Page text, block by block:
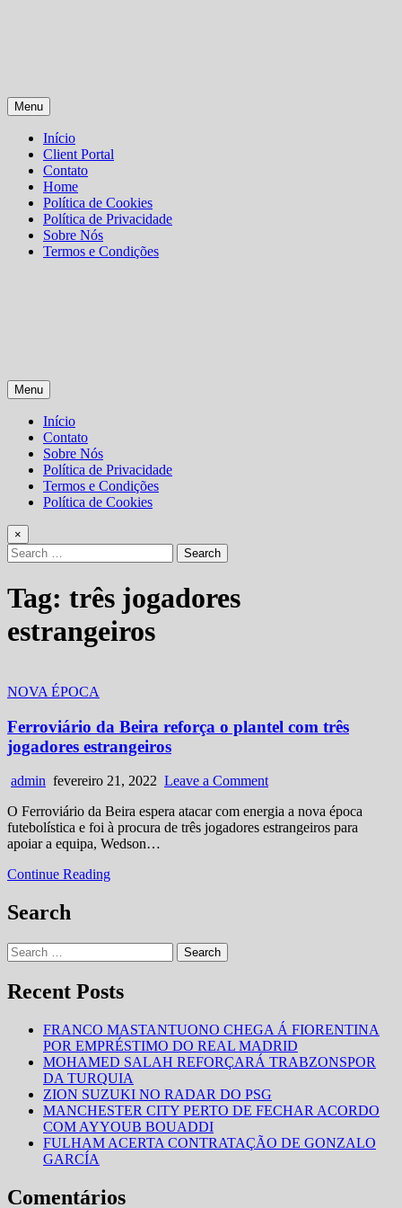
Skip
to
content
Menu
Início
Client Portal
Contato
Home
Política de Cookies
Política de Privacidade
Sobre Nós
Termos e Condições
Menu
Início
Contato
Sobre Nós
Política de Privacidade
Termos e Condições
Política de Cookies
×
Search
for:
Tag: três jogadores
estrangeiros
Posted
NOVA ÉPOCA
Ferroviário da Beira reforça o plantel com três
jogadores estrangeiros
Author:
admin Published
fevereiro 21, 2022 Leave a Commenton
da
Beira
O Ferroviário da Beira espera atacar com energia a nova época
futebolística e foi à procura de três jogadores estrangeiros para
apoiar a equipa, Wedson…
Continue ReadingFerroviário
três
jogadores
Search
Search
for:
Recent Posts
FRANCO MASTANTUONO CHEGA Á FIORENTINA
POR EMPRÉSTIMO DO REAL MADRID
MOHAMED SALAH REFORÇARÁ TRABZONSPOR
DA TURQUIA
ZION SUZUKI NO RADAR DO PSG
MANCHESTER CITY PERTO DE FECHAR ACORDO
COM AYYOUB BOUADDI
FULHAM ACERTA CONTRATAÇÃO DE GONZALO
GARCÍA
Comentários